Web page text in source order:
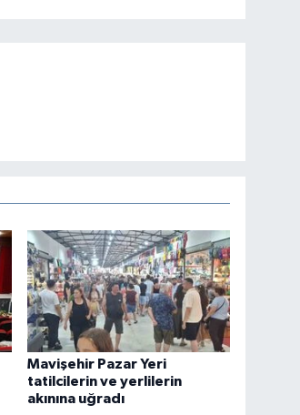
Mavişehir Pazar Yeri
tatilcilerin ve yerlilerin
akınına uğradı